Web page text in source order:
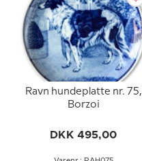
Ravn hundeplatte nr. 75,
Borzoi
DKK 495,00